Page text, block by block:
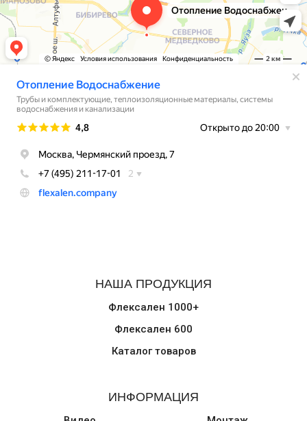
НАША ПРОДУКЦИЯ
Флексален 1000+
Флексален 600
Каталог товаров
ИНФОРМАЦИЯ